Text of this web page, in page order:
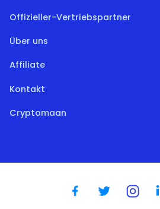
Offizieller-Vertriebspartner
Über uns
Affiliate
Kontakt
Cryptomaan